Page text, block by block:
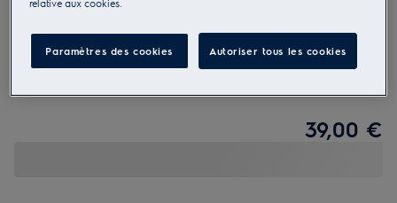
M2CKCF02U
Raccord rectangulaire vers ronde
39,00 €
relative aux cookies.
Paramètres des cookies Autoriser tous les cookies